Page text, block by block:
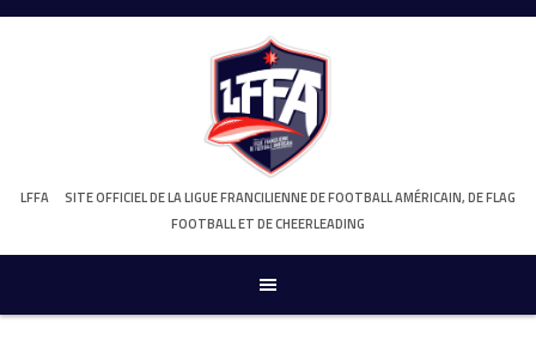
Skip
LFFA
SITE OFFICIEL DE LA LIGUE FRANCILIENNE DE FOOTBALL AMÉRICAIN, DE FLAG
FOOTBALL ET DE CHEERLEADING